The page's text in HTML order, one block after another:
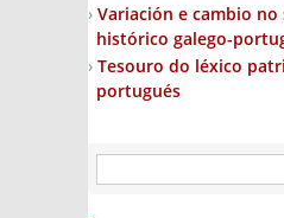
Variación e cambio
histórico galego-
Tesouro do léxico
portugués